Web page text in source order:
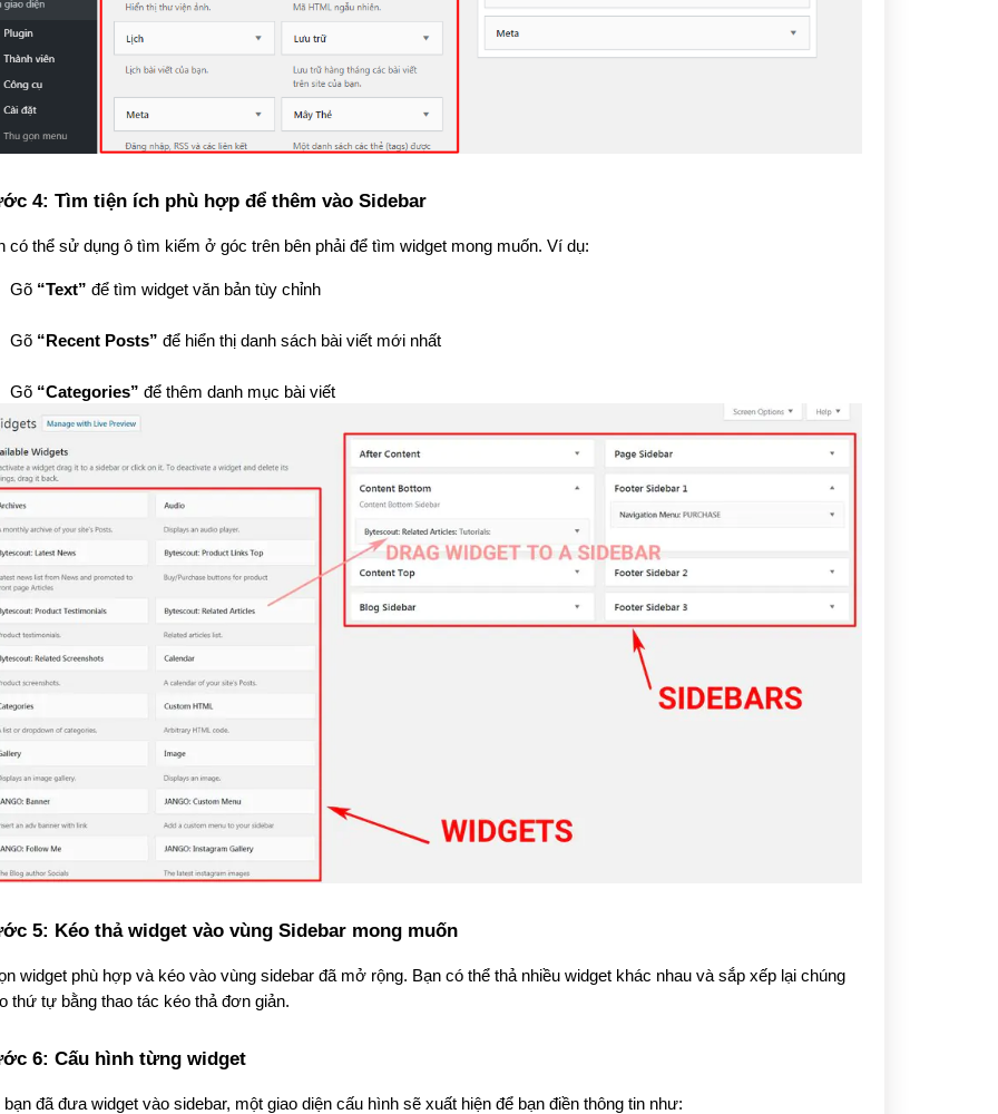
4: Tìm tiện ích phù hợp để thêm vào Sidebar
có thể sử dụng ô tìm kiếm ở góc trên bên phải để tìm widget mong muốn. Ví dụ:
Gõ “Text” để tìm widget văn bản tùy chỉnh
Gõ “Recent Posts” để hiển thị danh sách bài viết mới nhất
Gõ “Categories” để thêm danh mục bài viết
5: Kéo thả widget vào vùng Sidebar mong muốn
widget phù hợp và kéo vào vùng sidebar đã mở rộng. Bạn có thể thả nhiều widget khác nhau và sắp xếp lại chúng
thứ tự bằng thao tác kéo thả đơn giản.
6: Cấu hình từng widget
bạn đã đưa widget vào sidebar, một giao diện cấu hình sẽ xuất hiện để bạn điền thông tin như: